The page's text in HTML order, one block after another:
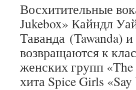
Восхитительные
Jukebox» Кайндл
Таванда (Tawanda)
возвращаются к
женских групп
хита Spice Girls